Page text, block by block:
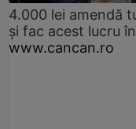
4.000 lei amendă
și fac acest lucru
www.cancan.ro